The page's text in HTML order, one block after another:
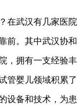
在武汉有几家医院
前。其中武汉协和
，拥有一支经验丰
管婴儿领域积累了
设备和技术，为患